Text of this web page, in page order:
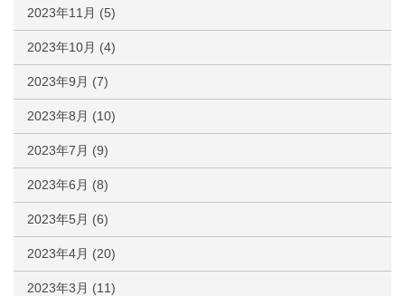
2023年11月 (5)
2023年10月 (4)
2023年9月 (7)
2023年8月 (10)
2023年7月 (9)
2023年6月 (8)
2023年5月 (6)
2023年4月 (20)
2023年3月 (11)